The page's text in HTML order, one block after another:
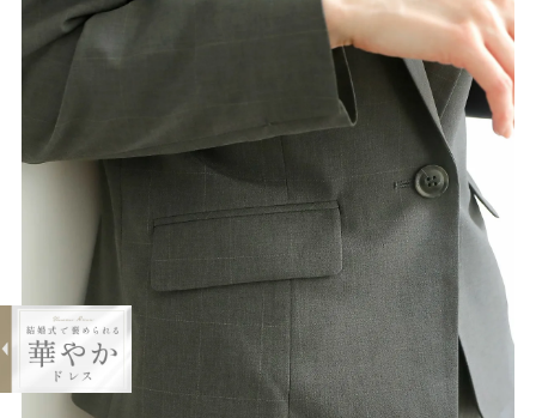
expand_less
ウィンドウペンチェックスーツセット
アップ
¥19,800 購入する